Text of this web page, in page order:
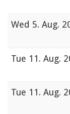
Wed 5. Aug.
Tue 11. Aug.
Tue 11. Aug.